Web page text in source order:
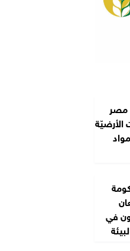
مصر
الأرضيّة
في